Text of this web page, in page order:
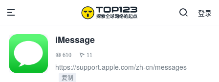
登录
iMessage
610 11
https://support.apple.com/zh-cn/messages
复制